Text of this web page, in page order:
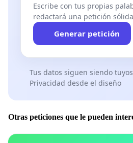
Escribe con tus propias
redactará una petición
Generar petición
Tus datos siguen siendo tuyos
Privacidad desde el diseño
Otras peticiones que le pueden